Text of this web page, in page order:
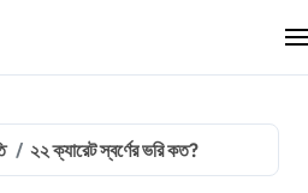
২২ ক্যারেট স্বর্ণের ভরি কত?